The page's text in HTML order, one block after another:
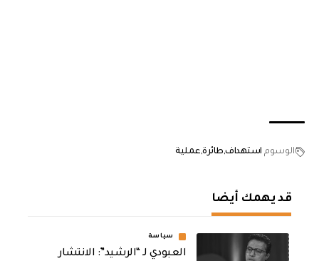
الوسوم استهداف طائرة عملية
قد يهمك أيضا
سياسة
العبودي لـ “الرشيد”: الانتشار